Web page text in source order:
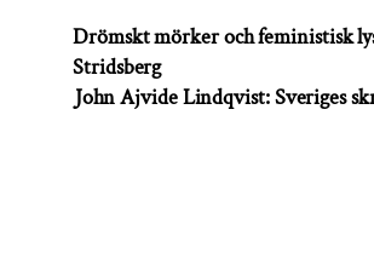
Drömskt mörker och feministisk
Stridsberg
John Ajvide Lindqvist: Sveriges